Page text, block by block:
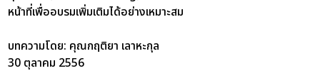
หน้าที่เพื่ออบรมเพิ่มเติมได้อย่างเหมาะสม
บทความโดย: คุณกฤติยา เลาหะกุล
30 ตุลาคม 2556